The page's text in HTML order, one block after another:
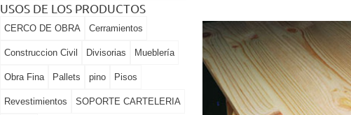
USOS DE LOS PRODUCTOS
CERCO DE OBRA Cerramientos
Construccion Civil Divisorias Mueblería
Obra Fina Pallets pino Pisos
Revestimientos SOPORTE CARTELERIA